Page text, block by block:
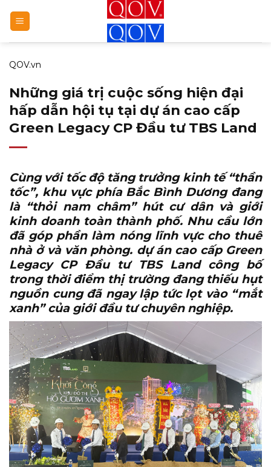
qua
nội
dung
QOV.vn
Những giá trị cuộc sống hiện đại
hấp dẫn hội tụ tại dự án cao cấp
Green Legacy CP Đầu tư TBS Land
Cùng với tốc độ tăng trưởng kinh tế “thần
tốc”, khu vực phía Bắc Bình Dương đang
là “thỏi nam châm” hút cư dân và giới
kinh doanh toàn thành phố. Nhu cầu lớn
đã góp phần làm nóng lĩnh vực cho thuê
nhà ở và văn phòng. dự án cao cấp Green
Legacy CP Đầu tư TBS Land công bố
trong thời điểm thị trường đang thiếu hụt
nguồn cung đã ngay lập tức lọt vào “mắt
xanh” của giới đầu tư chuyên nghiệp.